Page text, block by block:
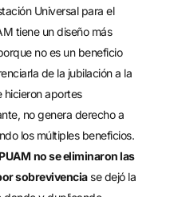
Universal para el
tiene un diseño más
no es un beneficio
de la jubilación a la
hicieron aportes
no genera derecho a
los múltiples beneficios.
no se eliminaron las
sobrevivenciase dejó la